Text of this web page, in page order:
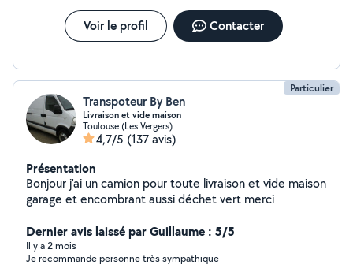
au 07-83-00-37-64 *BOE TRANSPORT Tout ce qui est
transportable, nous le transportons.
Voir le profil Contacter
Particulier
Transpoteur By Ben
Livraison et vide maison
Toulouse (Les Vergers)
4,7/5 (137 avis)
Présentation
Bonjour j'ai un camion pour toute livraison et vide maison
garage et encombrant aussi déchet vert merci
Dernier avis laissé par Guillaume : 5/5
Il y a 2 mois
Je recommande personne très sympathique